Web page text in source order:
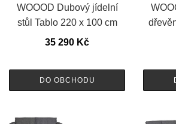
WOOOD Dubový jídelní
stůl Tablo 220 x 100 cm
35 290 Kč
DO OBCHODU